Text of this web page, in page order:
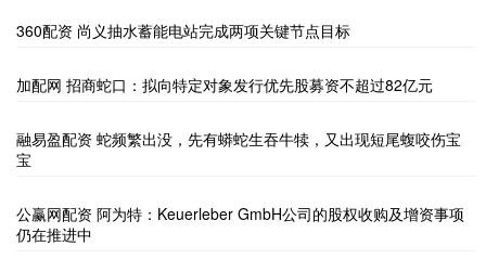
360配资 尚义抽水蓄能电站完成两项关键节点目标
加配网 招商蛇口：拟向特定对象发行优先股募资不超过82亿元
融易盈配资 蛇频繁出没，先有蟒蛇生吞牛犊，又出现短尾蝮咬伤宝
宝
公赢网配资 阿为特：Keuerleber GmbH公司的股权收购及增资事项
仍在推进中